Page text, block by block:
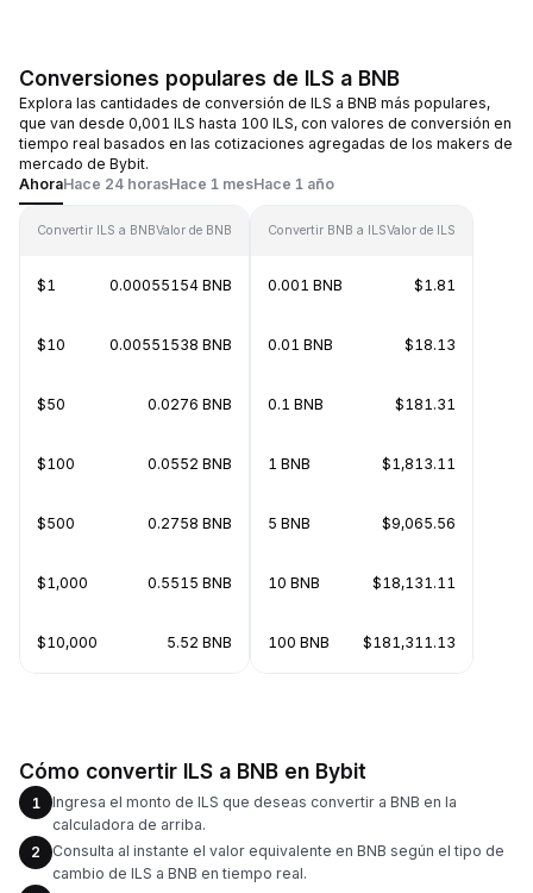
Conversiones populares de ILS a BNB
Explora las cantidades de conversión de ILS a BNB más populares,
que van desde 0,001 ILS hasta 100 ILS, con valores de conversión en
tiempo real basados en las cotizaciones agregadas de los makers de
mercado de Bybit.
AhoraHace 24 horasHace 1 mesHace 1 año
Convertir ILS a BNBValor de BNB
$1 0.00055154 BNB
$10 0.00551538 BNB
$50 0.0276 BNB
$100 0.0552 BNB
$500 0.2758 BNB
$1,000 0.5515 BNB
$10,000 5.52 BNB
Convertir BNB a ILSValor de ILS
0.001 BNB $1.81
0.01 BNB $18.13
0.1 BNB $181.31
1 BNB $1,813.11
5 BNB $9,065.56
10 BNB $18,131.11
100 BNB $181,311.13
Cómo convertir ILS a BNB en Bybit
1
Ingresa el monto de ILS que deseas convertir a BNB en la
calculadora de arriba.
2
Consulta al instante el valor equivalente en BNB según el tipo de
cambio de ILS a BNB en tiempo real.